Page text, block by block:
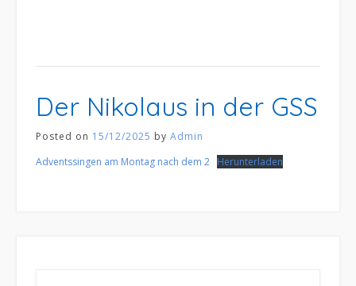
Der Nikolaus in der GSS
Posted on 15/12/2025 by Admin
Adventssingen am Montag nach dem 2 Herunterladen